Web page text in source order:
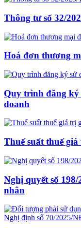
Thông tư số 32/
Hoá đơn thương
Quy trình đăng
doanh
Thuế suất thuế
Nghị quyết số
nhân